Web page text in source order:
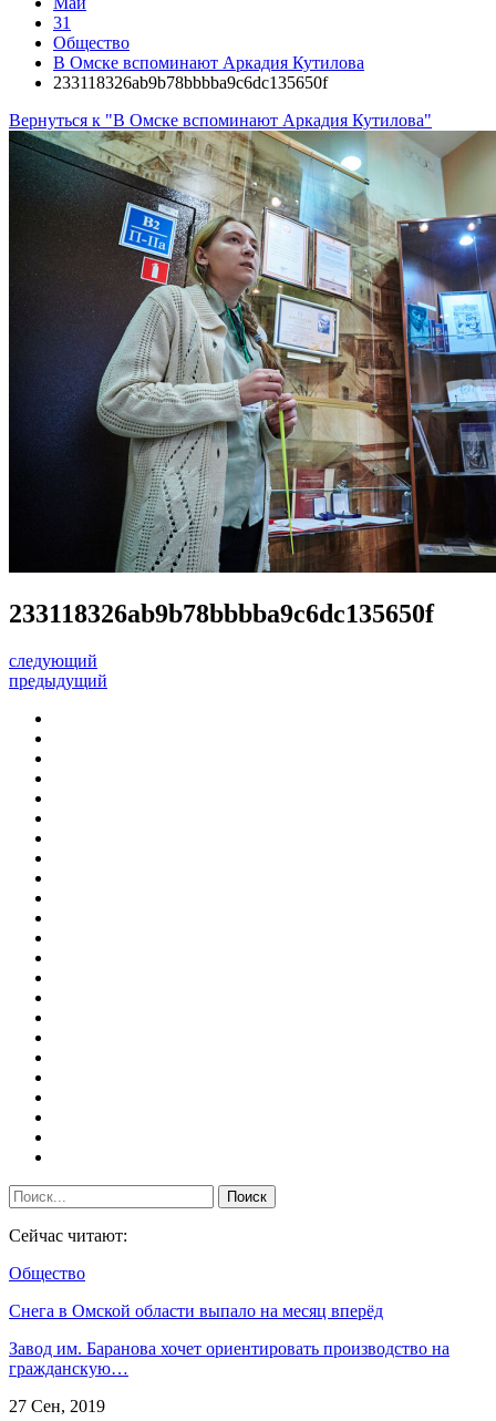
31
Общество
В Омске вспоминают Аркадия Кутилова
233118326ab9b78bbbba9c6dc135650f
Вернуться к "В Омске вспоминают Аркадия Кутилова"
233118326ab9b78bbbba9c6dc135650f
следующий
предыдущий
Сейчас читают:
Общество
Снега в Омской области выпало на месяц вперёд
Завод им. Баранова хочет ориентировать производство на
гражданскую…
27 Сен, 2019